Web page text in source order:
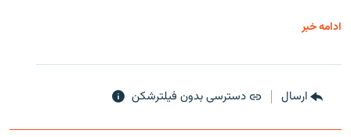
ادامه خبر
ارسال دسترسی بدون فیلترشکن